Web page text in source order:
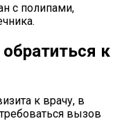
с полипами,
к
к врачу, в
вызов